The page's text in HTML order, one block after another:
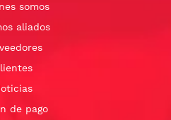
somos
aliados
de pago